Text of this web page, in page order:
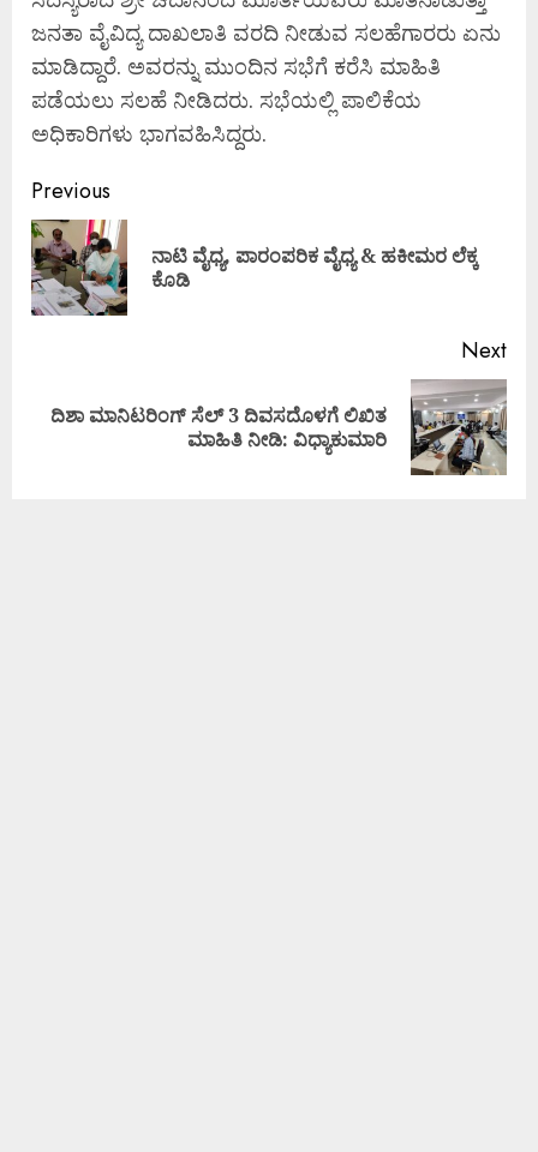
ಜನತಾ ವೈವಿದ್ಯ ದಾಖಲಾತಿ ವರದಿ ನೀಡುವ ಸಲಹೆಗಾರರು ಏನು
ಮಾಡಿದ್ದಾರೆ. ಅವರನ್ನು ಮುಂದಿನ ಸಭೆಗೆ ಕರೆಸಿ ಮಾಹಿತಿ
ಪಡೆಯಲು ಸಲಹೆ ನೀಡಿದರು. ಸಭೆಯಲ್ಲಿ ಪಾಲಿಕೆಯ
ಅಧಿಕಾರಿಗಳು ಭಾಗವಹಿಸಿದ್ದರು.
Previous
ನಾಟಿ ವೈಧ್ಯ, ಪಾರಂಪರಿಕ ವೈಧ್ಯ & ಹಕೀಮರ ಲೆಕ್ಕ
ಕೊಡಿ
Next
ದಿಶಾ ಮಾನಿಟರಿಂಗ್ ಸೆಲ್ 3 ದಿವಸದೊಳಗೆ ಲಿಖಿತ
ಮಾಹಿತಿ ನೀಡಿ: ವಿಧ್ಯಾಕುಮಾರಿ